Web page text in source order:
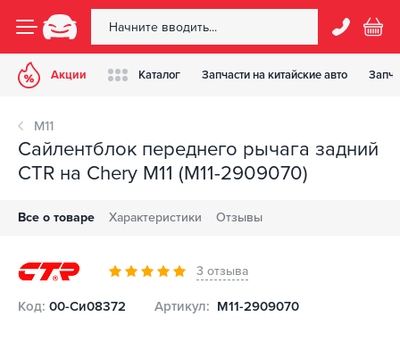
Акции Каталог Запчасти на китайские авто
M11
Сайлентблок переднего рычага задний
CTR на Chery M11 (M11-2909070)
Все о товаре Характеристики Отзывы
3 отзыва
Код: 00-Си08372 Артикул: M11-2909070